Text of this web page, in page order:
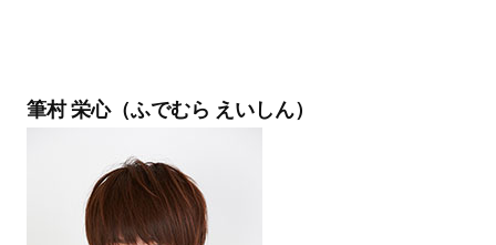
筆村 栄心（ふでむら えいしん）